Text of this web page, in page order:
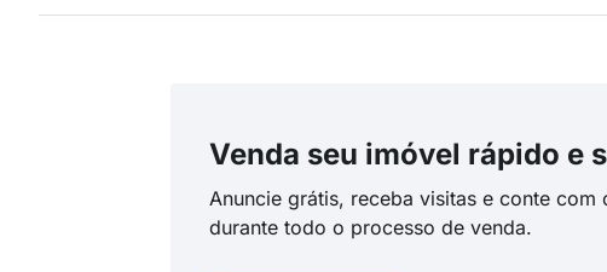
Venda seu imóvel rápido e
Anuncie grátis, receba visitas e conte com
durante todo o processo de venda.